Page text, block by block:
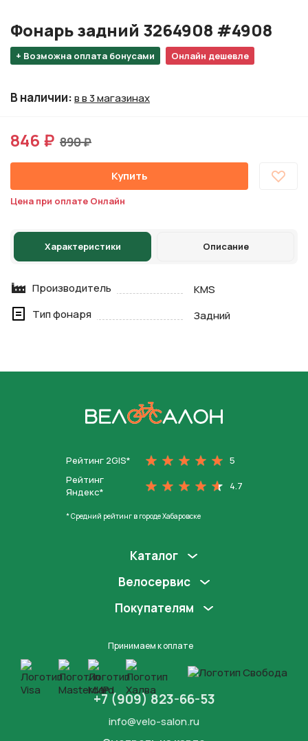
+ Возможна оплата бонусами Онлайн дешевле
Фонарь задний 3264908 #4908
В наличии:в в 3 магазинах
846 ₽ 890 ₽
Купить
Цена при оплате Онлайн
Характеристики Описание
Производитель
KMS
Тип фонаря
Задний
Рейтинг 2GIS*
5
Рейтинг
Яндекс*
4.7
* Средний рейтинг в городе Хабаровске
Каталог
Велосервис
Покупателям
Принимаем к оплате
+7 (909) 823-66-53
info@velo-salon.ru